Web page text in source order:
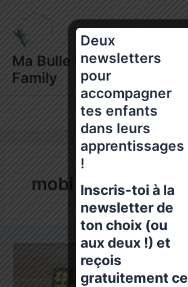
contenu
Ma Bulle Happy
Family
mobi
Deux
newsletters
pour
accompagner
tes enfants
dans leurs
apprentissages
!
Inscris-toi à la
newsletter de
ton choix (ou
aux deux !) et
reçois
gratuitement ce